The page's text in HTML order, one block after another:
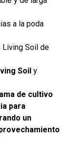
a la poda
Living Soil de
Soil y
de cultivo
para
un